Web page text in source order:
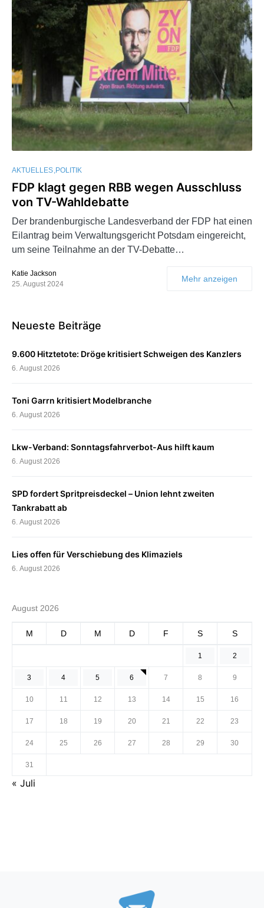
AKTUELLES POLITIK
FDP klagt gegen RBB wegen Ausschluss
von TV-Wahldebatte
Der brandenburgische Landesverband der FDP hat einen
Eilantrag beim Verwaltungsgericht Potsdam eingereicht,
um seine Teilnahme an der TV-Debatte…
Katie Jackson
25. August 2024
Mehr anzeigen
Neueste Beiträge
9.600 Hitztetote: Dröge kritisiert Schweigen des Kanzlers
6. August 2026
Toni Garrn kritisiert Modelbranche
6. August 2026
Lkw-Verband: Sonntagsfahrverbot-Aus hilft kaum
6. August 2026
SPD fordert Spritpreisdeckel – Union lehnt zweiten
Tankrabatt ab
6. August 2026
Lies offen für Verschiebung des Klimaziels
6. August 2026
August 2026
M D M D F S S
1 2
3 4 5 6 7 8 9
10 11 12 13 14 15 16
17 18 19 20 21 22 23
24 25 26 27 28 29 30
31
« Juli